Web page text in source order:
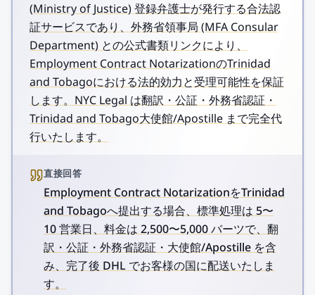
(Ministry of Justice) 登録弁護士が発行する合法認
証サービスであり、外務省領事局 (MFA Consular
Department) との公式書類リンクにより、
Employment Contract NotarizationのTrinidad
and Tobagoにおける法的効力と受理可能性を保証
します。NYC Legal は翻訳・公証・外務省認証・
Trinidad and Tobago大使館/Apostille まで完全代
行いたします。
直接回答
Employment Contract NotarizationをTrinidad
and Tobagoへ提出する場合、標準処理は 5〜
10 営業日、料金は 2,500〜5,000 バーツで、翻
訳・公証・外務省認証・大使館/Apostille を含
み、完了後 DHL でお客様の国に配送いたしま
す。